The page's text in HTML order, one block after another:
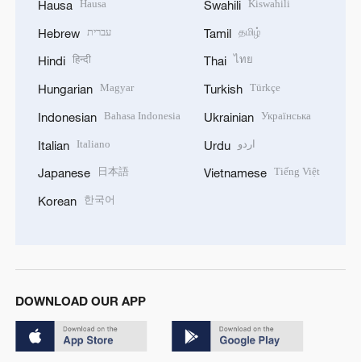
Hausa Hausa
Hebrew עברית
Hindi हिन्दी
Hungarian Magyar
Indonesian Bahasa Indonesia
Italian Italiano
Japanese 日本語
Korean 한국어
Swahili Kiswahili
Tamil தமிழ்
Thai ไทย
Turkish Türkçe
Ukrainian Українська
Urdu اردو
Vietnamese Tiếng Việt
DOWNLOAD OUR APP